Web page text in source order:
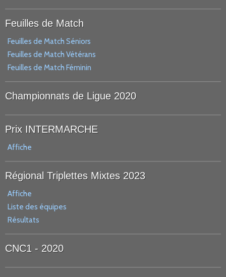
Feuilles de Match
Feuilles de Match Séniors
Feuilles de Match Vétérans
Feuilles de Match Féminin
Championnats de Ligue 2020
Prix INTERMARCHE
Affiche
Régional Triplettes Mixtes 2023
Affiche
Liste des équipes
Résultats
CNC1 - 2020